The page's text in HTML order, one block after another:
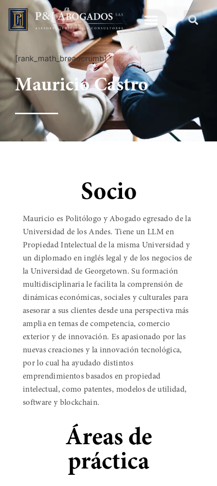
[rank_math_breadcrumb]
Mauricio Castro
Socio
Mauricio es Politólogo y Abogado egresado de la
Universidad de los Andes. Tiene un LLM en
Propiedad Intelectual de la misma Universidad y
un diplomado en inglés legal y de los negocios de
la Universidad de Georgetown. Su formación
multidisciplinaria le facilita la comprensión de
dinámicas económicas, sociales y culturales para
asesorar a sus clientes desde una perspectiva más
amplia en temas de competencia, comercio
exterior y de innovación. Es apasionado por las
nuevas creaciones y la innovación tecnológica,
por lo cual ha ayudado distintos
emprendimientos basados en propiedad
intelectual, como patentes, modelos de utilidad,
software y blockchain.
Áreas de
práctica